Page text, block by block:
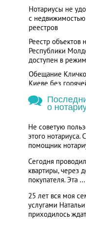
Нотариусы не
с
реестров
Реестр объектов
Республики
доступен в
Обещание
Киеве без
о
Не советую
этого нотариуса.
помощник
Сегодня
квартиры, через
покупателя. Эта ...
25 лет вся моя
услугами
приходилось